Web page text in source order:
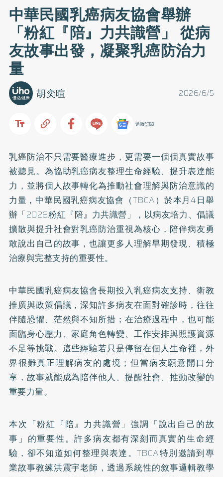
中華民國乳癌病友協會舉辦
「粉紅『陪』力共識營」 從病
友故事出發，凝聚乳癌防治力
量
2026/6/5
胡奕暄
追蹤訂閱
乳癌防治不只需要醫療進步，更需要一個個真實故事
被聽見。為協助乳癌病友整理生命經驗、提升表達能
力，並將個人故事轉化為推動社會理解與防治意識的
力量，中華民國乳癌病友協會（TBCA）於本月4日舉
辦「2026粉紅『陪』力共識營」，以病友培力、倡議
擴散與提升社會對乳癌防治重視為核心，陪伴病友勇
敢說出自己的故事，也讓更多人理解早期發現、積極
治療與完整支持的重要性。
中華民國乳癌病友協會長期投入乳癌病友支持、衛教
推廣與政策倡議，深知許多病友在面對確診時，往往
伴隨恐懼、茫然與不知所措；在治療過程中，也可能
面臨身心壓力、家庭角色轉變、工作安排與照護資源
不足等挑戰。這些經驗若只是停留在個人生命裡，外
界很難真正理解病友的處境；但當病友願意開口分
享，故事就能成為陪伴他人、提醒社會、推動改變的
重要力量。
本次「粉紅『陪』力共識營」強調「說出自己的故
事」的重要性。許多病友都有深刻而真實的生命經
驗，卻不知道如何整理與表達。TBCA特別邀請到專
業故事教練洪震宇老師，透過系統性的敘事邏輯教學